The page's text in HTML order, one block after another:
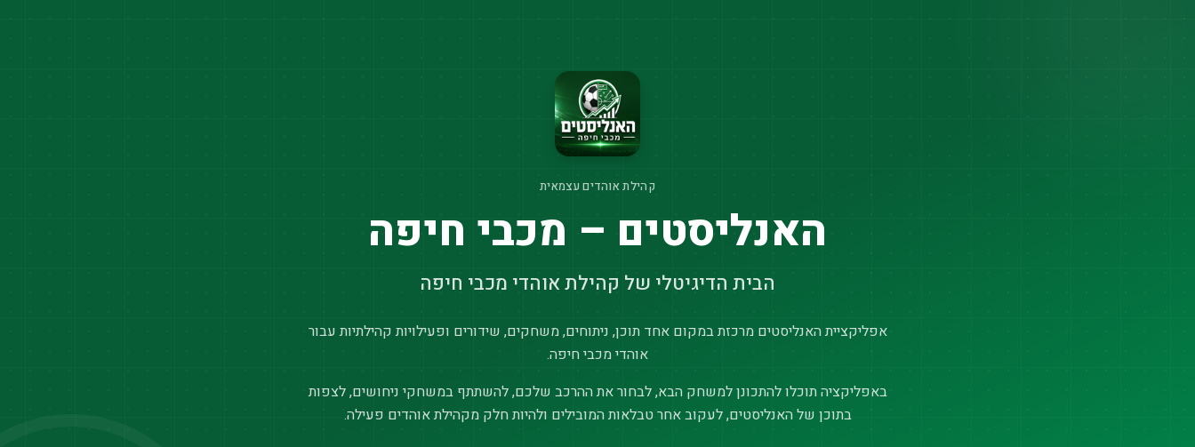
קהילת אוהדים עצמאית
האנליסטים – מכבי חיפה
הבית הדיגיטלי של קהילת אוהדי מכבי חיפה
אפליקציית האנליסטים מרכזת במקום אחד תוכן, ניתוחים, משחקים, שידורים ופעילויות קהילתיות עבור
אוהדי מכבי חיפה.
באפליקציה תוכלו להתכונן למשחק הבא, לבחור את ההרכב שלכם, להשתתף במשחקי ניחושים, לצפות
בתוכן של האנליסטים, לעקוב אחר טבלאות המובילים ולהיות חלק מקהילת אוהדים פעילה.